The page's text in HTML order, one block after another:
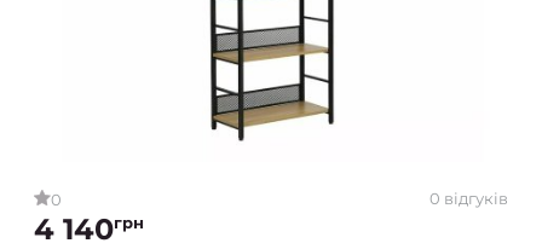
0 0 відгуків
4 140грн